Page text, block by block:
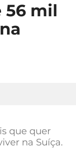
56 mil
que quer
na Suíça.